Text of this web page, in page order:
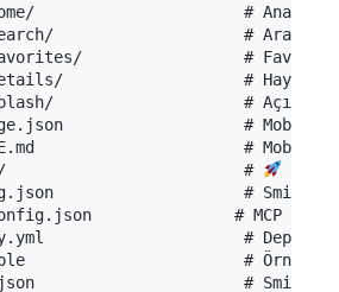
# Ana
# Arama
# Favoriler
# Hayvan
# Açılış
# Mobil
# Mobil
#
# Smithery
# MCP
#
# Örnek
# Smithery